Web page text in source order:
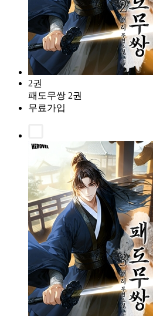
2권
패도무쌍 2권
무료가입